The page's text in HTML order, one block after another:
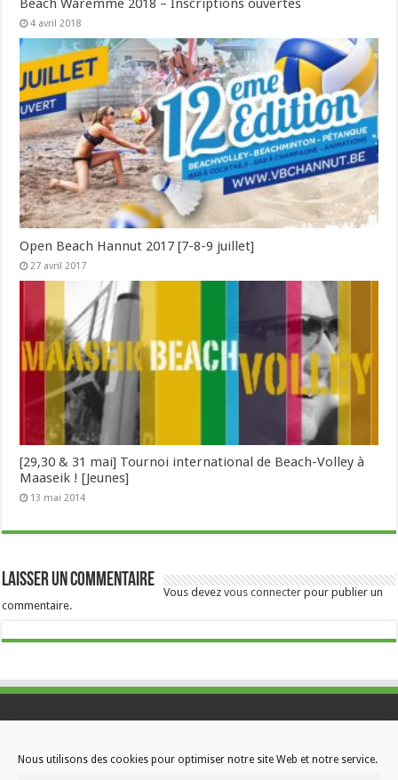
Nous utilisons des cookies pour optimiser notre site Web et notre service.
Beach Waremme 2018 – Inscriptions ouvertes
4 avril 2018
Open Beach Hannut 2017 [7-8-9 juillet]
27 avril 2017
[29,30 & 31 mai] Tournoi international de Beach-Volley à
Maaseik ! [Jeunes]
13 mai 2014
Laisser un commentaire
Vous devezvous connecter pour publier un
commentaire.